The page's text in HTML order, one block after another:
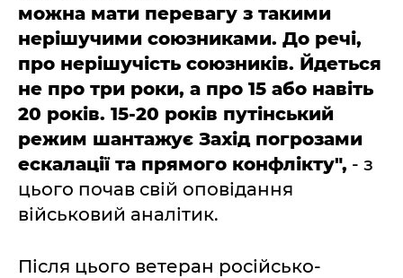
можна мати перевагу з такими
нерішучими союзниками. До речі,
про нерішучість союзників. Йдеться
не про три роки, а про 15 або навіть
20 років. 15-20 років путінський
режим шантажує Захід погрозами
ескалації та прямого конфлікту", - з
цього почав свій оповідання
військовий аналітик.
Після цього ветеран російсько-